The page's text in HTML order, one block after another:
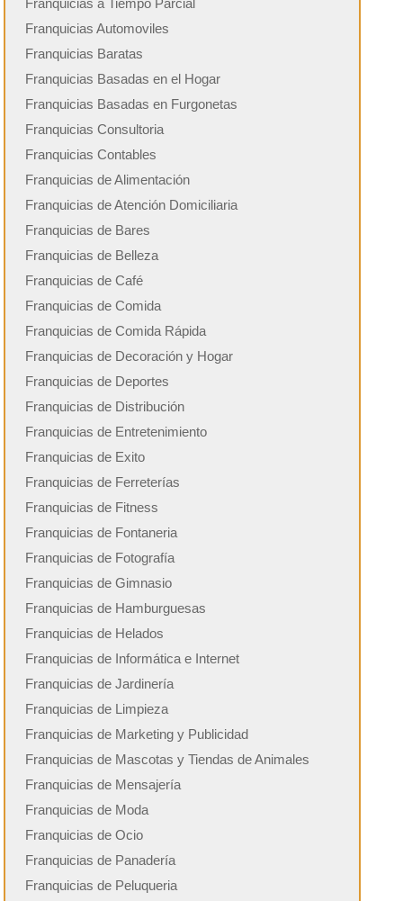
Franquicias Automoviles
Franquicias Baratas
Franquicias Basadas en el Hogar
Franquicias Basadas en Furgonetas
Franquicias Consultoria
Franquicias Contables
Franquicias de Alimentación
Franquicias de Atención Domiciliaria
Franquicias de Bares
Franquicias de Belleza
Franquicias de Café
Franquicias de Comida
Franquicias de Comida Rápida
Franquicias de Decoración y Hogar
Franquicias de Deportes
Franquicias de Distribución
Franquicias de Entretenimiento
Franquicias de Exito
Franquicias de Ferreterías
Franquicias de Fitness
Franquicias de Fontaneria
Franquicias de Fotografía
Franquicias de Gimnasio
Franquicias de Hamburguesas
Franquicias de Helados
Franquicias de Informática e Internet
Franquicias de Jardinería
Franquicias de Limpieza
Franquicias de Marketing y Publicidad
Franquicias de Mascotas y Tiendas de Animales
Franquicias de Mensajería
Franquicias de Moda
Franquicias de Ocio
Franquicias de Panadería
Franquicias de Peluqueria